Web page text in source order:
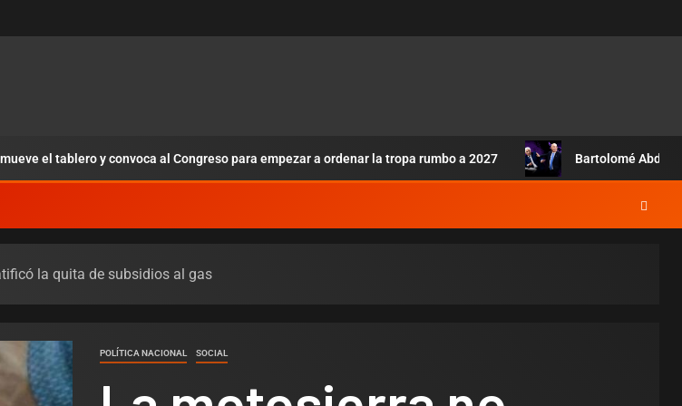
el tablero y convoca al Congreso para empezar a ordenar la tropa rumbo a 2027 Bartolomé
la quita de subsidios al gas
POLÍTICA NACIONAL SOCIAL